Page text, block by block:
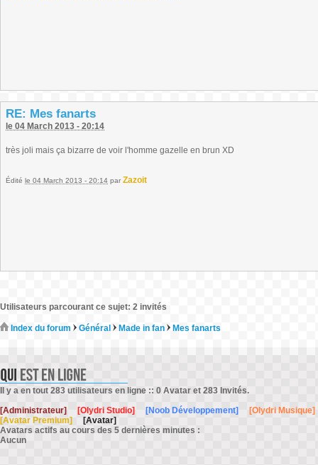
RE: Mes fanarts
le 04 March 2013 - 20:14
très joli mais ça bizarre de voir l'homme gazelle en brun XD
Édité le 04 March 2013 - 20:14 par Zazoit
Utilisateurs parcourant ce sujet: 2 invités
Index du forum Général Made in fan Mes fanarts
Il y a en tout 283 utilisateurs en ligne :: 0 Avatar et 283 Invités.
[Administrateur]
[Olydri Studio] [Noob Développement]
[Olydri Musique]
[Avatar Premium]
[Avatar]
Avatars actifs au cours des 5 dernières minutes :
Aucun